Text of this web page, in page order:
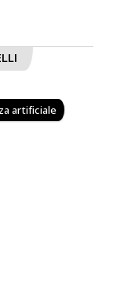
artificiale